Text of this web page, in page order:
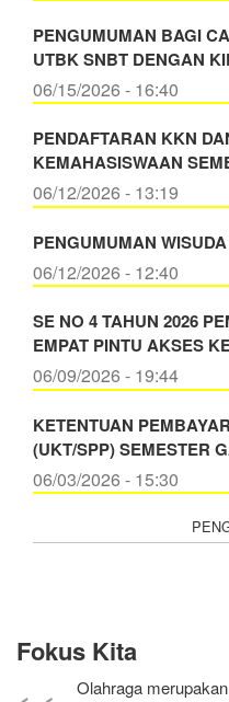
PENGUMUMAN BAGI
UTBK SNBT DENGAN
06/15/2026 - 16:40
PENDAFTARAN KKN
KEMAHASISWAAN
06/12/2026 - 13:19
PENGUMUMAN
06/12/2026 - 12:40
SE NO 4 TAHUN 2026
EMPAT PINTU AKSES
06/09/2026 - 19:44
KETENTUAN
(UKT/SPP) SEMESTER
06/03/2026 - 15:30
Fokus Kita
Olahraga